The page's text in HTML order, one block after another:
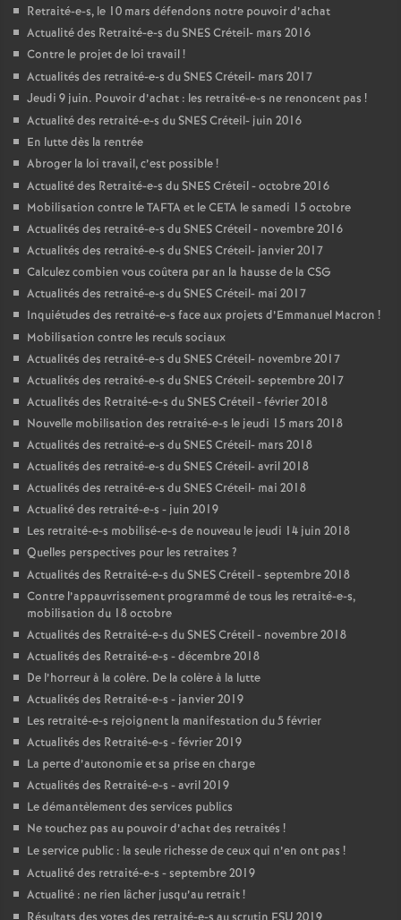
Retraité-e-s, le 10 mars défendons notre pouvoir d’achat
Actualité des Retraité-e-s duSNESCréteil- mars 2016
Contre le projet de loi travail!
Actualités des retraité-e-s duSNESCréteil- mars 2017
Jeudi 9 juin. Pouvoir d’achat : les retraité-e-s ne renoncent pas !
Actualité des retraité-e-s duSNESCréteil- juin 2016
En lutte dès la rentrée
Abroger la loi travail, c’est possible!
Actualité des Retraité-e-s duSNESCréteil - octobre 2016
Mobilisation contre leTAFTAet leCETA le samedi 15 octobre
Actualités des retraité-e-s duSNESCréteil - novembre 2016
Actualités des retraité-e-s duSNESCréteil- janvier 2017
Calculez combien vous coûtera par an la hausse de la CSG
Actualités des retraité-e-s duSNESCréteil- mai 2017
Inquiétudes des retraité-e-s face aux projets d’Emmanuel Macron !
Mobilisation contre les reculs sociaux
Actualités des retraité-e-s duSNESCréteil- novembre 2017
Actualités des retraité-e-s duSNESCréteil- septembre 2017
Actualités des Retraité-e-s duSNESCréteil - février 2018
Nouvelle mobilisation des retraité-e-s le jeudi 15 mars 2018
Actualités des retraité-e-s duSNESCréteil- mars 2018
Actualités des retraité-e-s duSNESCréteil- avril 2018
Actualités des retraité-e-s duSNESCréteil- mai 2018
Actualité des retraité-e-s - juin 2019
Les retraité-e-s mobilisé-e-s de nouveau le jeudi 14 juin 2018
Quelles perspectives pour les retraites ?
Actualités des Retraité-e-s duSNESCréteil - septembre 2018
Contre l’appauvrissement programmé de tous les retraité-e-s,
mobilisation du 18 octobre
Actualités des Retraité-e-s duSNESCréteil - novembre 2018
Actualités des Retraité-e-s - décembre 2018
De l’horreur à la colère. De la colère à la lutte
Actualités des Retraité-e-s - janvier 2019
Les retraité-e-s rejoignent la manifestation du 5 février
Actualités des Retraité-e-s - février 2019
La perte d’autonomie et sa prise en charge
Actualités des Retraité-e-s - avril 2019
Le démantèlement des services publics
Ne touchez pas au pouvoir d’achat des retraités !
Le service public : la seule richesse de ceux qui n’en ont pas !
Actualité des retraité-e-s - septembre 2019
Actualité : ne rien lâcher jusqu’au retrait!